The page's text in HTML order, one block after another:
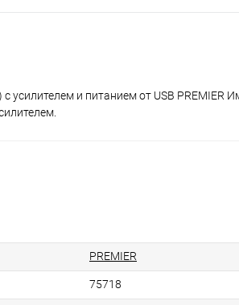
с усилителем и питанием от USB
PREMIER
75718